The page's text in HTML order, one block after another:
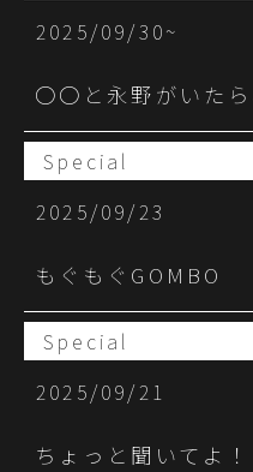
2025/09/30~
○○と永野がいたら
Special
2025/09/23
もぐもぐGOMBO
Special
2025/09/21
ちょっと聞いてよ